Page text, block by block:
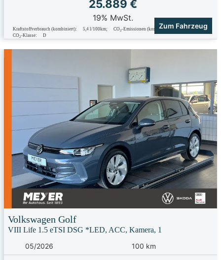
25.889 €
19% MwSt.
Kraftstoffverbrauch (kombiniert): 5,4 l/100km; CO2-Emissionen (kombiniert): 123.0 g/km;
CO2-Klasse: D
Zum Fahrzeug
Volkswagen Golf
VIII Life 1.5 eTSI DSG *LED, ACC, Kamera, 1
05/2026
100 km